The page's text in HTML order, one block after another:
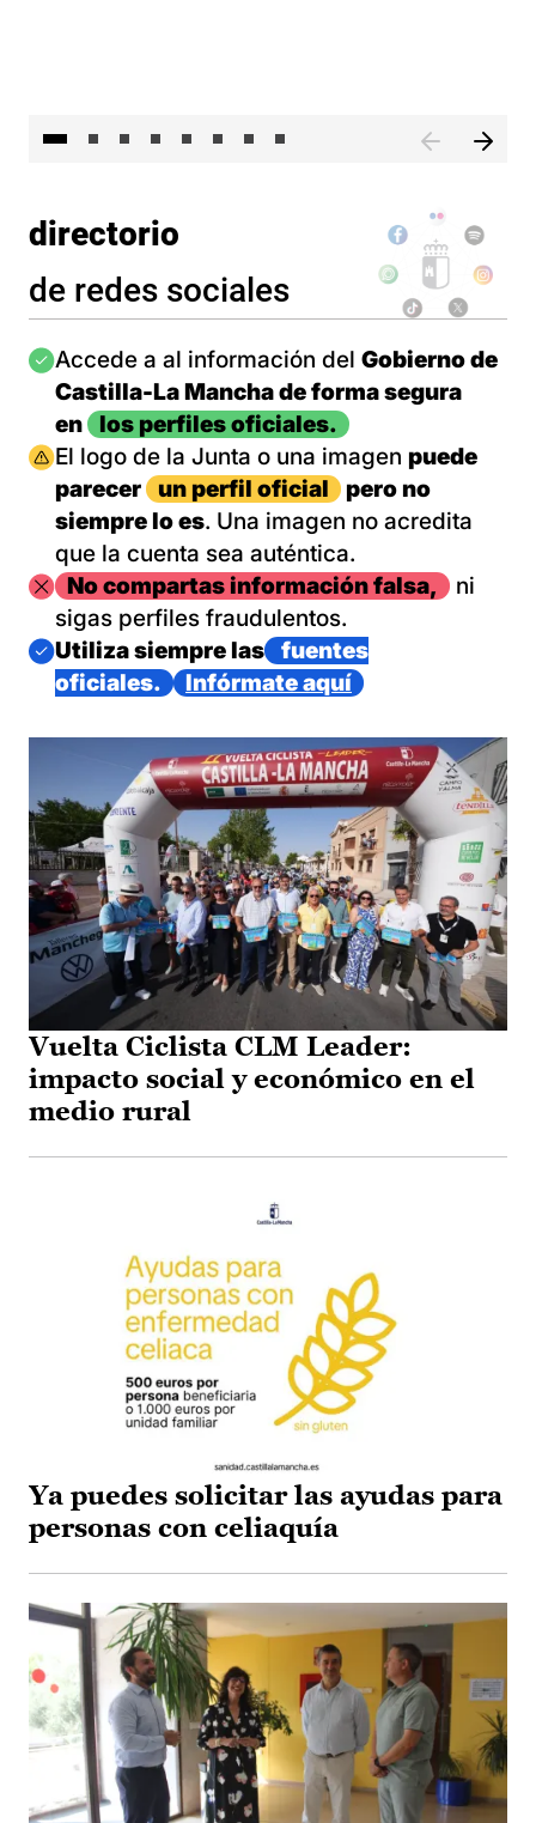
directorio
de redes sociales
Imagen
Accede a al información del Gobierno de
Castilla-La Mancha de forma segura
en
los perfiles oficiales.
Imagen
El logo de la Junta o una imagen puede
parecer
un perfil oficial
pero no
siempre lo es. Una imagen no acredita
que la cuenta sea auténtica.
ImagenNo compartas información falsa,
ni
sigas perfiles fraudulentos.
Imagen
Utiliza siempre las
fuentes
oficiales.
Infórmate aquí
Vuelta Ciclista CLM Leader:
impacto social y económico en el
medio rural
Ya puedes solicitar las ayudas para
personas con celiaquía